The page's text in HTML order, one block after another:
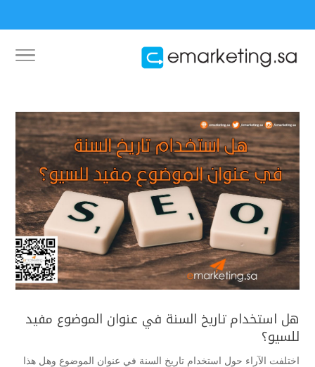
هل استخدام تاريخ السنة في عنوان الموضوع مفيد
للسيو؟
اختلفت الآراء حول استخدام تاريخ السنة في عنوان الموضوع وهل هذا